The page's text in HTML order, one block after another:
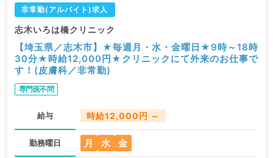
非常勤(アルバイト)求人
志木いろは橋クリニック
【埼玉県／志木市】★毎週月・水・金曜日★9時～18時
30分★時給12,000円★クリニックにて外来のお仕事で
す！(皮膚科／非常勤)
専門医不問
給与 時給12,000円 ～
勤務曜日 月 水 金